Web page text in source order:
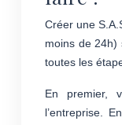
Créer une
moins de 24h)
toutes les
En premier,
l’entreprise.